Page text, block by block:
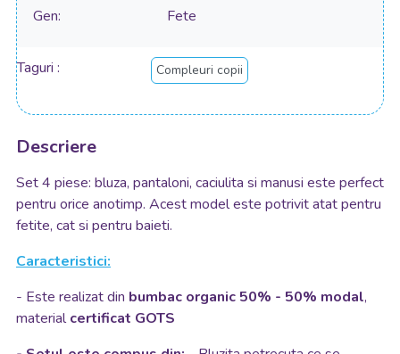
Gen Fete
Taguri Compleuri copii
Descriere
Set 4 piese: bluza, pantaloni, caciulita si manusi este perfect
pentru orice anotimp. Acest model este potrivit atat pentru
fetite, cat si pentru baieti.
Caracteristici:
- Este realizat din bumbac organic 50% - 50% modal,
material certificat GOTS